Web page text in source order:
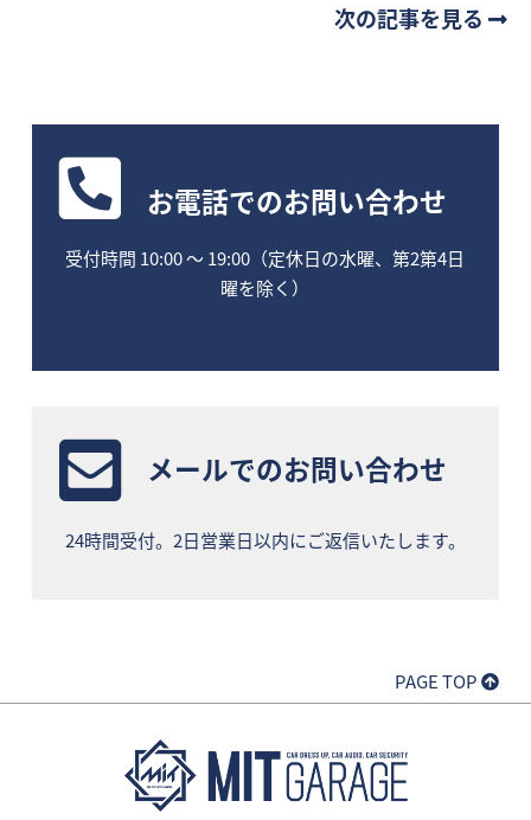
次の記事を見る
お電話でのお問い合わせ
受付時間 10:00 〜 19:00（定休日の水曜、第2第4日
曜を除く）
メールでのお問い合わせ
24時間受付。2日営業日以内にご返信いたします。
PAGE TOP